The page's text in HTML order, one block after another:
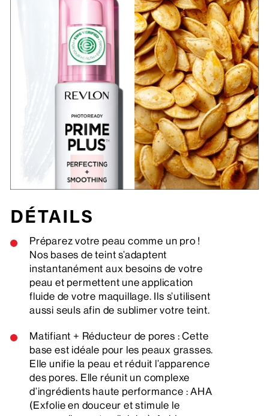
DÉTAILS
Préparez votre peau comme un pro !
Nos bases de teint s’adaptent
instantanément aux besoins de votre
peau et permettent une application
fluide de votre maquillage. Ils s’utilisent
aussi seuls afin de sublimer votre teint.
Matifiant + Réducteur de pores : Cette
base est idéale pour les peaux grasses.
Elle unifie la peau et réduit l’apparence
des pores. Elle réunit un complexe
d’ingrédients haute performance : AHA
(Exfolie en douceur et stimule le